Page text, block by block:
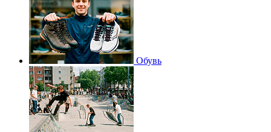
Обувь